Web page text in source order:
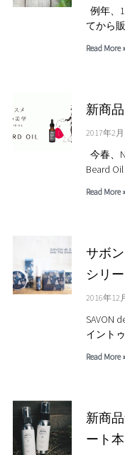
例年、
てから
Read More »
新商
2017年2
今春、
Beard
Read More »
サボ
シリ
2016年12
SAVON
イント
Read More »
新商
ート